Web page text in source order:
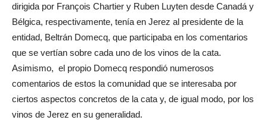
dirigida por François Chartier y Ruben Luyten desde Canadá y
Bélgica, respectivamente, tenía en Jerez al presidente de la
entidad, Beltrán Domecq, que participaba en los comentarios
que se vertían sobre cada uno de los vinos de la cata.
Asimismo, el propio Domecq respondió numerosos
comentarios de estos la comunidad que se interesaba por
ciertos aspectos concretos de la cata y, de igual modo, por los
vinos de Jerez en su generalidad.